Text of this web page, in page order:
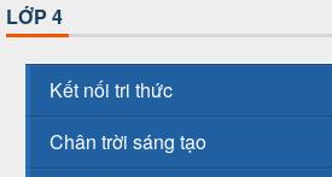
LỚP 4
Kết nối tri thức
Chân trời sáng tạo